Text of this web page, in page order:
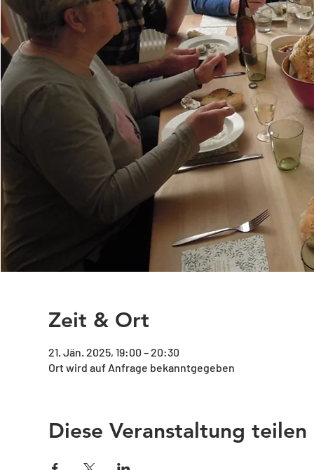
Zeit & Ort
21. Jän. 2025, 19:00 – 20:30
Ort wird auf Anfrage bekanntgegeben
Diese Veranstaltung teilen